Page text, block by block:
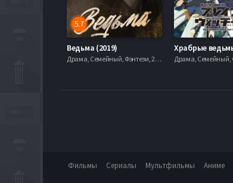
5.7
Ведьма (2019)
Драма, Семейный, Фэнтези, 2012, 720hd, mobilen
Фильмы Сериалы Мультфильмы Аниме